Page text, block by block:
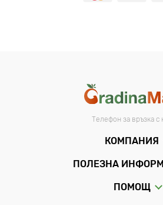
Телефон за връзка с
КОМПАНИЯ
ПОЛЕЗНА
ПОМОЩ